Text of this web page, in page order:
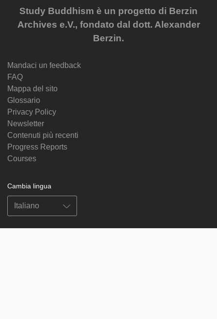
Study Buddhism è un progetto di Berzin
Archives e.V., fondato dal dott. Alexander
Berzin.
Mandaci un feedback
FAQ
Mappa del sito
Glossario
Privacy Policy
Newsletter
Contenuti più recenti
Progress Reports
Courses
Cambia lingua